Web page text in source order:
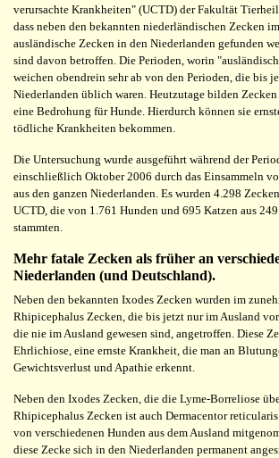
verursachte Krankheiten" (UCTD) der Fakultät
dass neben den bekannten niederländischen Zecken
ausländische Zecken in den Niederlanden gefunden
sind davon betroffen. Die Perioden, worin
weichen obendrein sehr ab von den Perioden, die bis
Niederlanden üblich waren. Heutzutage bilden Zecken
eine Bedrohung für Hunde. Hierdurch können sie
tödliche Krankheiten bekommen.
Die Untersuchung wurde ausgeführt während der
einschließlich Oktober 2006 durch das Einsammeln
aus den ganzen Niederlanden. Es wurden 4.298
UCTD, die von 1.761 Hunden und 695 Katzen aus
stammten.
Mehr fatale Zecken als früher an
Niederlanden (und Deutschland).
Neben den bekannten Ixodes Zecken wurden im
Rhipicephalus Zecken, die bis jetzt nur im Ausland
die nie im Ausland gewesen sind, angetroffen. Diese
Ehrlichiose, eine ernste Krankheit, die man an
Gewichtsverlust und Apathie erkennt.
Neben den Ixodes Zecken, die die Lyme-Borreliose
Rhipicephalus Zecken ist auch Dermacentor
von verschiedenen Hunden aus dem Ausland
diese Zecke sich in den Niederlanden permanent